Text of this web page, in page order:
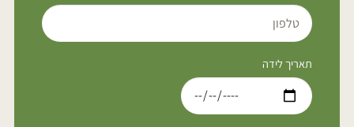
תאריך לידה